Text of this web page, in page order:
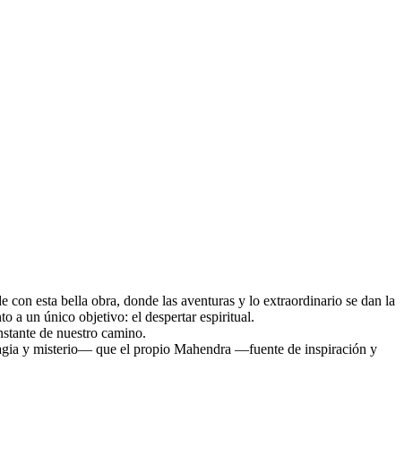
con esta bella obra, donde las aventuras y lo extraordinario se dan la
a un único objetivo: el despertar espiritual.
de nuestro camino.
y misterio― que el propio Mahendra ―fuente de inspiración y